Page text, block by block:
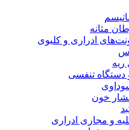
مثانه
ادراری و کلیوی
ریه
دستگاه تنفسی
خون
و مجاری ادراری